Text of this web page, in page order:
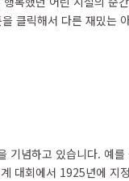
클릭해서 다른 재밌는
기념하고 있습니다. 예를
대회에서 1925년에 지